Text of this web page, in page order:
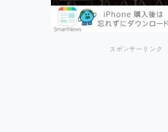
スポンサーリンク